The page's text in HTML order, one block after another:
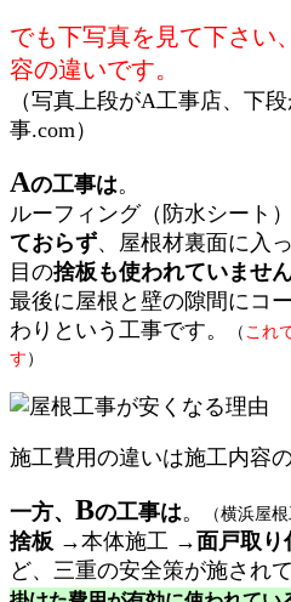
でも下写真を見て下さい
容の違いです。
（写真上段がA工事店、下
事.com）
Aの工事は。
ルーフィング（防水シート
ておらず、屋根材裏面に入
目の捨板も使われていませ
最後に屋根と壁の隙間にコ
わりという工事です。
（ これ
す ）
施工費用の違いは施工内容
一方、 Bの工事は。 （横浜屋
捨板 →本体施工 → 面戸取り
ど、三重の安全策が施されて